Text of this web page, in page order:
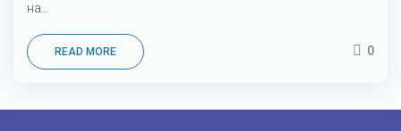
на...
READ MORE 0